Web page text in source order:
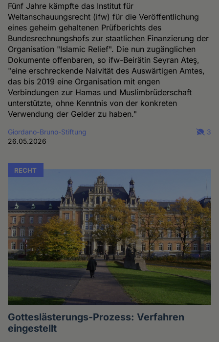
Fünf Jahre kämpfte das Institut für
Weltanschauungsrecht (ifw) für die Veröffentlichung
eines geheim gehaltenen Prüfberichts des
Bundesrechnungshofs zur staatlichen Finanzierung der
Organisation "Islamic Relief". Die nun zugänglichen
Dokumente offenbaren, so ifw-Beirätin Seyran Ateş,
"eine erschreckende Naivität des Auswärtigen Amtes,
das bis 2019 eine Organisation mit engen
Verbindungen zur Hamas und Muslimbrüderschaft
unterstützte, ohne Kenntnis von der konkreten
Verwendung der Gelder zu haben."
Giordano-Bruno-Stiftung
26.05.2026
3
RECHT
Gotteslästerungs-Prozess: Verfahren
eingestellt